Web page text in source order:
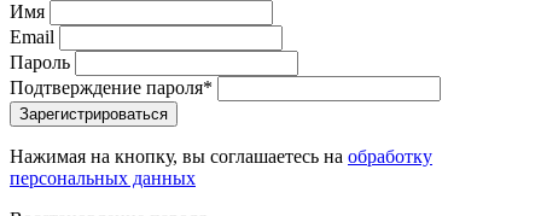
Имя
Email
Пароль
Подтверждение пароля*
Зарегистрироваться
Нажимая на кнопку, вы соглашаетесь на обработку
персональных данных